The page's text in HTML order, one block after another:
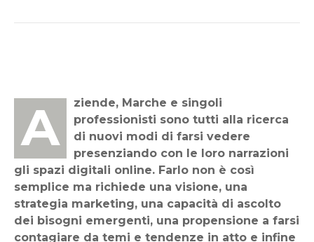
Aziende, Marche e singoli
professionisti sono tutti alla ricerca
di nuovi modi di farsi vedere
presenziando con le loro narrazioni
gli spazi digitali online. Farlo non è così
semplice ma richiede una visione, una
strategia marketing, una capacità di ascolto
dei bisogni emergenti, una propensione a farsi
contagiare da temi e tendenze in atto e infine